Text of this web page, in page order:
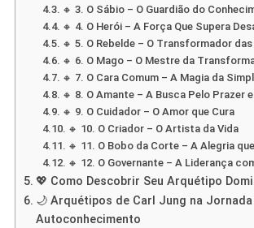
🔸 3. O Sábio – O Guardião do
🔸 4. O Herói – A Força Que Supera
🔸 5. O Rebelde – O Transformador
🔸 6. O Mago – O Mestre da
🔸 7. O Cara Comum – A Magia da
🔸 8. O Amante – A Busca Pelo Prazer
🔸 9. O Cuidador – O Amor que Cura
🔸 10. O Criador – O Artista da Vida
🔸 11. O Bobo da Corte – A Alegria
🔸 12. O Governante – A Liderança
💖 Como Descobrir Seu Arquétipo
🌙 Arquétipos de Carl Jung na
Autoconhecimento